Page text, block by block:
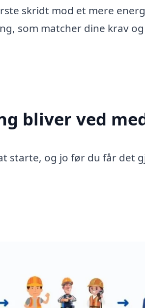
skridt mod et mere
som matcher dine krav
bliver ved
starte, og jo før du får det